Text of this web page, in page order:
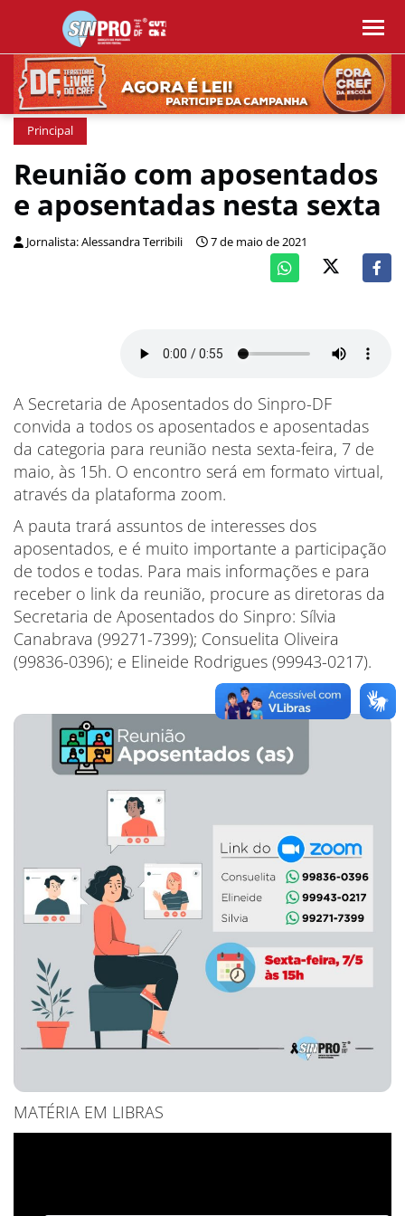
Principal
Reunião com aposentados
e aposentadas nesta sexta
Jornalista: Alessandra Terribili 7 de maio de 2021
A Secretaria de Aposentados do Sinpro-DF
convida a todos os aposentados e aposentadas
da categoria para reunião nesta sexta-feira, 7 de
maio, às 15h. O encontro será em formato virtual,
através da plataforma zoom.
A pauta trará assuntos de interesses dos
aposentados, e é muito importante a participação
de todos e todas. Para mais informações e para
receber o link da reunião, procure as diretoras da
Secretaria de Aposentados do Sinpro: Sílvia
Canabrava (99271-7399); Consuelita Oliveira
(99836-0396); e Elineide Rodrigues (99943-0217).
MATÉRIA EM LIBRAS